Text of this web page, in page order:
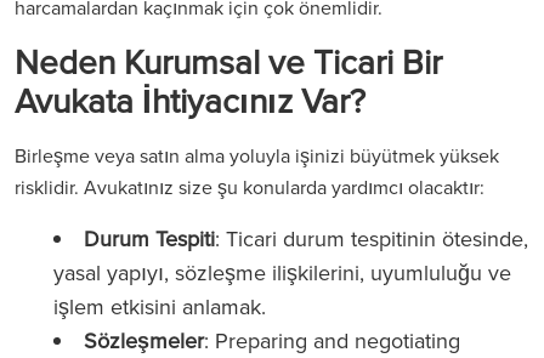
harcamalardan kaçınmak için çok önemlidir.
Neden Kurumsal ve Ticari Bir
Avukata İhtiyacınız Var?
Birleşme veya satın alma yoluyla işinizi büyütmek yüksek
risklidir. Avukatınız size şu konularda yardımcı olacaktır:
Durum Tespiti: Ticari durum tespitinin ötesinde,
yasal yapıyı, sözleşme ilişkilerini, uyumluluğu ve
işlem etkisini anlamak.
Sözleşmeler: Preparing and negotiating